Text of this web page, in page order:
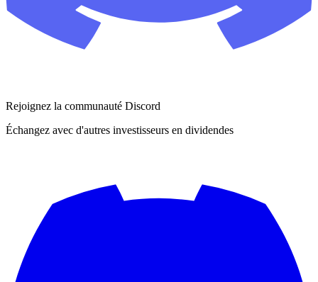
Rejoignez la communauté Discord
Échangez avec d'autres investisseurs en dividendes